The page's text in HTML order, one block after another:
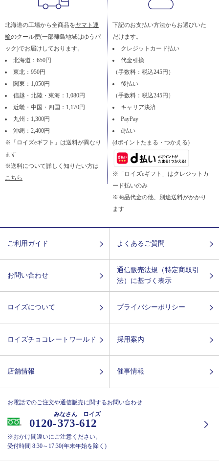
北海道の工場から全商品をヤマト運
輸のクール便(一部離島地域はゆうパ
ック)でお届けしております。
北海道：650円
東北：950円
関東：1,050円
信越・北陸・東海：1,080円
近畿・中国・四国：1,170円
九州：1,300円
沖縄：2,400円
※「ロイズeギフト」は送料が異なり
ます
※送料について詳しく知りたい方は
こちら
下記のお支払い方法からお選びいた
だけます。
クレジットカード払い
代金引換
（手数料：税込245円）
後払い
（手数料：税込245円）
キャリア決済
PayPay
d払い
(dポイントたまる・つかえる)
※「ロイズeギフト」はクレジットカ
ード払いのみ
※商品代金の他、別途送料がかかり
ます
ご利用ガイド よくあるご質問
お問い合わせ
通信販売法規（特定商取引
法）に基づく表示
ロイズについて プライバシーポリシー
ロイズチョコレートワールド 採用案内
店舗情報 催事情報
お電話でのご注文や通信販売に関するお問い合わせ
0120-373-612
みなさん ロイズ
※おかけ間違いにご注意ください。
受付時間 8:30～17:30(年末年始を除く)